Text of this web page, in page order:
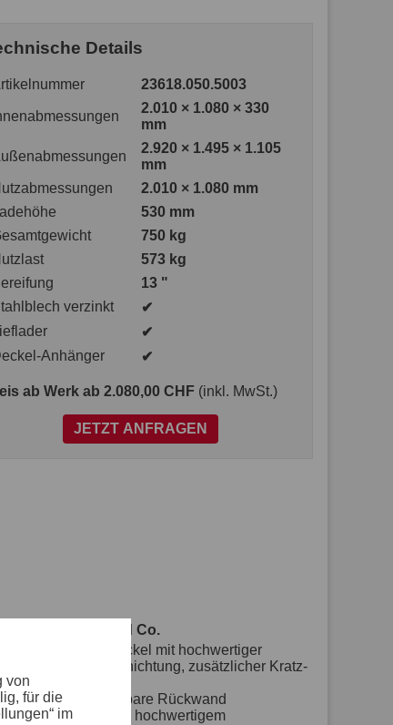
Details
23618.050.5003
2.010 × 1.080 × 330
mm
2.920 × 1.495 × 1.105
mm
2.010 × 1.080 mm
530 mm
750 kg
573 kg
13 "
verzinkt
✔
✔
Anhänger
✔
ab Werk ab 2.080,00 CHF (inkl. MwSt.)
JETZT ANFRAGEN
Reling und Co.
Bordwände und Deckel mit hochwertiger
farbiger Pulverbeschichtung, zusätzlicher Kratz-
und Wetterschutz
klapp- und abnehmbare Rückwand
mit langlebigem und hochwertigem
von
für die
im